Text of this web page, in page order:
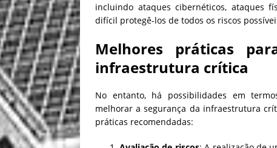
incluindo ataques cibernéticos, ataques
difícil protegê-los de todos os riscos
Melhores práticas
infraestrutura crítica
No entanto, há possibilidades em
melhorar a segurança da infraestrutura
práticas recomendadas: